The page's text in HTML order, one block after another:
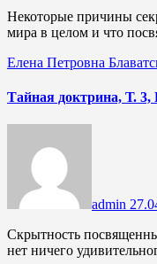
Некоторые причины секретности Т. 3, СТР. 56 ТАЙНАЯ ДОКТРИНА Тот факт, что оккультные науки были скрыты от
мира в целом и что
Елена Петровна
Тайная доктрина, Т. 3,
admin
Скрытность посвященных Т. 3, СТР. 44 ТАЙНАЯ ДОКТРИНА В искажённом изложении ряда притч и изречений Иисуса
нет ничего